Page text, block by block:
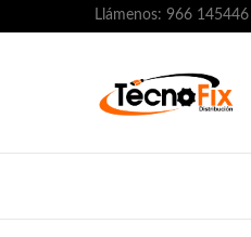
Llámenos: 966 145446